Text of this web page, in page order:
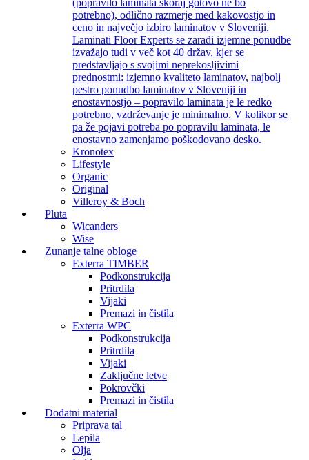
(popravilo laminata skoraj gotovo ne bo
potrebno), odlično razmerje med kakovostjo in
ceno in največjo izbiro laminatov v Sloveniji.
Laminati Floor Experts se zaradi izjemne ponudbe
izvažajo tudi v več kot 40 držav, kjer se
predstavljajo s svojimi neprekosljivimi
prednostmi: izjemno kvaliteto laminatov, najbolj
pestro ponudbo laminatov v Sloveniji in
enostavnostjo – popravilo laminata je le redko
potrebno, vzdrževanje je minimalno. V kolikor se
pa že pojavi potreba po popravilu laminata, le
enostavno zamenjamo poškodovano desko.
Kronotex
Lifestyle
Organic
Original
Villeroy & Boch
Pluta
Wicanders
Wise
Zunanje talne obloge
Exterra TIMBER
Podkonstrukcija
Pritrdila
Vijaki
Premazi in čistila
Exterra WPC
Podkonstrukcija
Pritrdila
Vijaki
Zaključne letve
Pokrovčki
Premazi in čistila
Dodatni material
Priprava tal
Lepila
Olja